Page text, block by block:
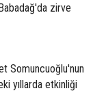
zirve
Somuncuoğlu'nun
yıllarda etkinliği